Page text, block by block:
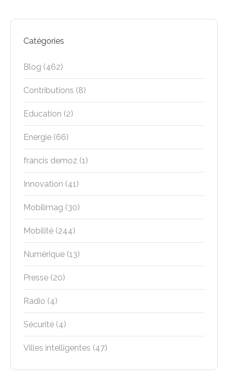
Catégories
Blog (462)
Contributions (8)
Education (2)
Energie (66)
francis demoz (1)
Innovation (41)
Mobilimag (30)
Mobilité (244)
Numérique (13)
Presse (20)
Radio (4)
Sécurité (4)
Villes intelligentes (47)